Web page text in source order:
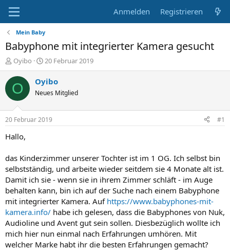
Anmelden Registrieren
Mein Baby
Babyphone mit integrierter Kamera gesucht
E
r
s
t
e
r
Oyibo
E
r
s
e
l
t
20 Februar 2019
O Oyibo
Neues Mitglied
20 Februar 2019 #1
Hallo,
das Kinderzimmer unserer Tochter ist im 1 OG. Ich selbst bin
selbstständig, und arbeite wieder seitdem sie 4 Monate alt ist.
Damit ich sie - wenn sie in ihrem Zimmer schläft - im Auge
behalten kann, bin ich auf der Suche nach einem Babyphone
mit integrierter Kamera. Auf https://www.babyphones-mit-
kamera.info/ habe ich gelesen, dass die Babyphones von Nuk,
Audioline und Avent gut sein sollen. Diesbezüglich wollte ich
mich hier nun einmal nach Erfahrungen umhören. Mit
welcher Marke habt ihr die besten Erfahrungen gemacht?